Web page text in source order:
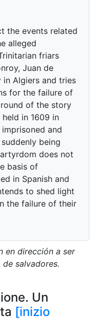
the events related
alleged
friars
Juan de
in Algiers and tries
for the failure of
of the story
in 1609 in
and
being
does not
basis of
in Spanish and
to shed light
the failure of their
en dirección a ser
salvadores.
Un
[inizio